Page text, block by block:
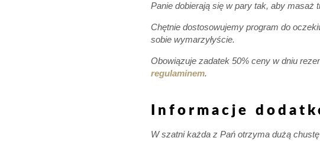
Panie dobierają się w pary tak, aby masaż
Chętnie dostosowujemy program do
sobie wymarzyłyście.
Obowiązuje zadatek 50% ceny w dniu
regulaminem.
Informacje
W szatni każda z Pań otrzyma dużą